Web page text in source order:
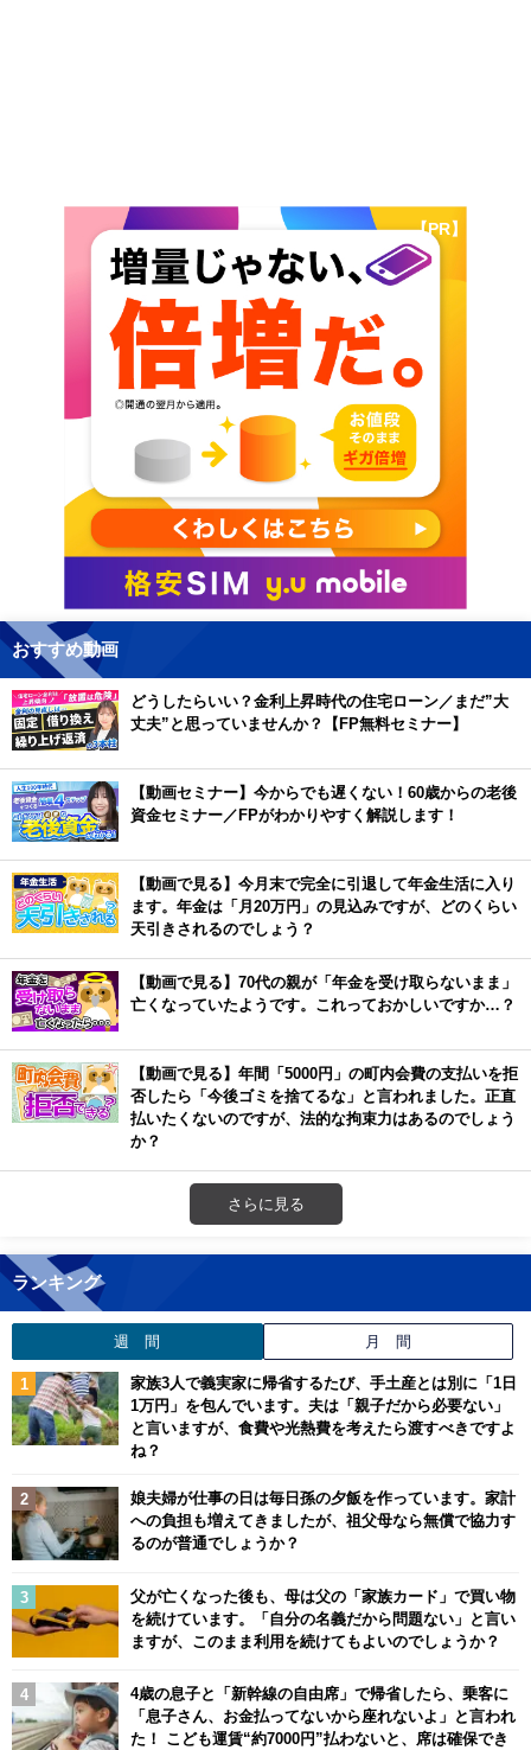
【PR】
おすすめ動画
どうしたらいい？金利上昇時代の住宅ローン／まだ”大
丈夫”と思っていませんか？【FP無料セミナー】
【動画セミナー】今からでも遅くない！60歳からの老後
資金セミナー／FPがわかりやすく解説します！
【動画で見る】今月末で完全に引退して年金生活に入り
ます。年金は「月20万円」の見込みですが、どのくらい
天引きされるのでしょう？
【動画で見る】70代の親が「年金を受け取らないまま」
亡くなっていたようです。これっておかしいですか…？
【動画で見る】年間「5000円」の町内会費の支払いを拒
否したら「今後ゴミを捨てるな」と言われました。正直
払いたくないのですが、法的な拘束力はあるのでしょう
か？
さらに見る
ランキング
週 間 月 間
家族3人で義実家に帰省するたび、手土産とは別に「1日
1万円」を包んでいます。夫は「親子だから必要ない」
と言いますが、食費や光熱費を考えたら渡すべきですよ
ね？
娘夫婦が仕事の日は毎日孫の夕飯を作っています。家計
への負担も増えてきましたが、祖父母なら無償で協力す
るのが普通でしょうか？
父が亡くなった後も、母は父の「家族カード」で買い物
を続けています。「自分の名義だから問題ない」と言い
ますが、このまま利用を続けてもよいのでしょうか？
4歳の息子と「新幹線の自由席」で帰省したら、乗客に
「息子さん、お金払ってないから座れないよ」と言われ
た！ こども運賃“約7000円”払わないと、席は確保でき